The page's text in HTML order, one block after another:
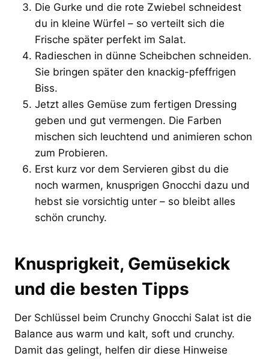
Die Gurke und die rote Zwiebel schneidest
du in kleine Würfel – so verteilt sich die
Frische später perfekt im Salat.
Radieschen in dünne Scheibchen schneiden.
Sie bringen später den knackig-pfeffrigen
Biss.
Jetzt alles Gemüse zum fertigen Dressing
geben und gut vermengen. Die Farben
mischen sich leuchtend und animieren schon
zum Probieren.
Erst kurz vor dem Servieren gibst du die
noch warmen, knusprigen Gnocchi dazu und
hebst sie vorsichtig unter – so bleibt alles
schön crunchy.
Knusprigkeit, Gemüsekick
und die besten Tipps
Der Schlüssel beim Crunchy Gnocchi Salat ist die
Balance aus warm und kalt, soft und crunchy.
Damit das gelingt, helfen dir diese Hinweise